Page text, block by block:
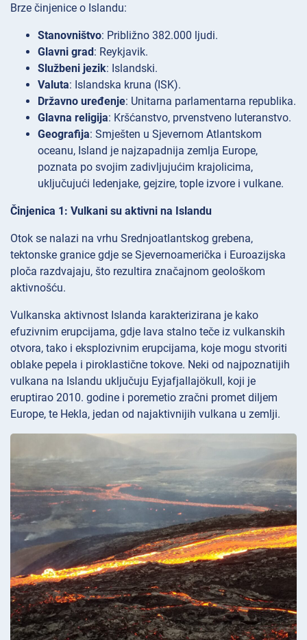
Brze činjenice o Islandu:
Stanovništvo: Približno 382.000 ljudi.
Glavni grad: Reykjavik.
Službeni jezik: Islandski.
Valuta: Islandska kruna (ISK).
Državno uređenje: Unitarna parlamentarna republika.
Glavna religija: Kršćanstvo, prvenstveno luteranstvo.
Geografija: Smješten u Sjevernom Atlantskom
oceanu, Island je najzapadnija zemlja Europe,
poznata po svojim zadivljujućim krajolicima,
uključujući ledenjake, gejzire, tople izvore i vulkane.
Činjenica 1: Vulkani su aktivni na Islandu
Otok se nalazi na vrhu Srednjoatlantskog grebena,
tektonske granice gdje se Sjevernoamerička i Euroazijska
ploča razdvajaju, što rezultira značajnom geološkom
aktivnošću.
Vulkanska aktivnost Islanda karakterizirana je kako
efuzivnim erupcijama, gdje lava stalno teče iz vulkanskih
otvora, tako i eksplozivnim erupcijama, koje mogu stvoriti
oblake pepela i piroklastične tokove. Neki od najpoznatijih
vulkana na Islandu uključuju Eyjafjallajökull, koji je
eruptirao 2010. godine i poremetio zračni promet diljem
Europe, te Hekla, jedan od najaktivnijih vulkana u zemlji.